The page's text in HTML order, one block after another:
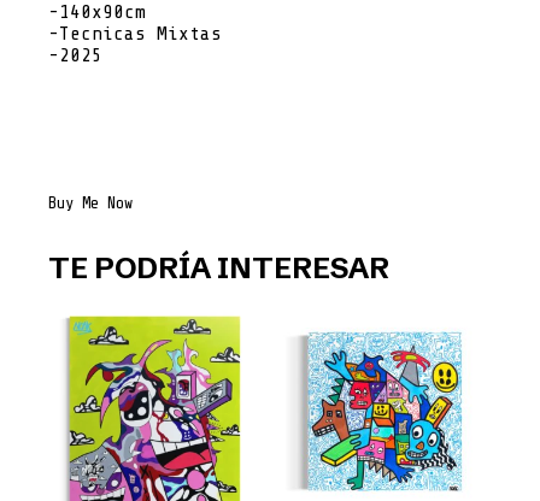
-140x90cm
-Tecnicas Mixtas
-2025
GONG-
DE
FRECUENCIA
Buy Me Now
TE PODRÍA INTERESAR